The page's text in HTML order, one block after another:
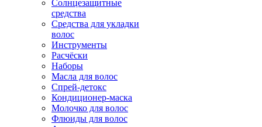
Солнцезащитные
средства
Средства для укладки
волос
Инструменты
Расчёски
Наборы
Масла для волос
Спрей-детокс
Кондиционер-маска
Молочко для волос
Флюиды для волос